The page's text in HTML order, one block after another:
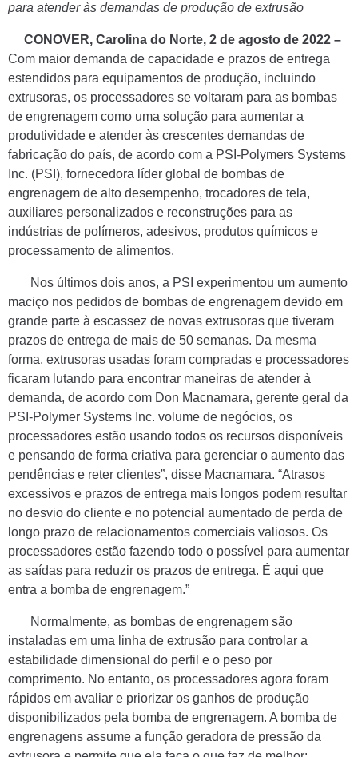
para atender às demandas de produção de extrusão
CONOVER, Carolina do Norte, 2 de agosto de 2022 –
Com maior demanda de capacidade e prazos de entrega
estendidos para equipamentos de produção, incluindo
extrusoras, os processadores se voltaram para as bombas
de engrenagem como uma solução para aumentar a
produtividade e atender às crescentes demandas de
fabricação do país, de acordo com a PSI-Polymers Systems
Inc. (PSI), fornecedora líder global de bombas de
engrenagem de alto desempenho, trocadores de tela,
auxiliares personalizados e reconstruções para as
indústrias de polímeros, adesivos, produtos químicos e
processamento de alimentos.
Nos últimos dois anos, a PSI experimentou um aumento
maciço nos pedidos de bombas de engrenagem devido em
grande parte à escassez de novas extrusoras que tiveram
prazos de entrega de mais de 50 semanas. Da mesma
forma, extrusoras usadas foram compradas e processadores
ficaram lutando para encontrar maneiras de atender à
demanda, de acordo com Don Macnamara, gerente geral da
PSI-Polymer Systems Inc. volume de negócios, os
processadores estão usando todos os recursos disponíveis
e pensando de forma criativa para gerenciar o aumento das
pendências e reter clientes”, disse Macnamara. “Atrasos
excessivos e prazos de entrega mais longos podem resultar
no desvio do cliente e no potencial aumentado de perda de
longo prazo de relacionamentos comerciais valiosos. Os
processadores estão fazendo todo o possível para aumentar
as saídas para reduzir os prazos de entrega. É aqui que
entra a bomba de engrenagem.”
Normalmente, as bombas de engrenagem são
instaladas em uma linha de extrusão para controlar a
estabilidade dimensional do perfil e o peso por
comprimento. No entanto, os processadores agora foram
rápidos em avaliar e priorizar os ganhos de produção
disponibilizados pela bomba de engrenagem. A bomba de
engrenagens assume a função geradora de pressão da